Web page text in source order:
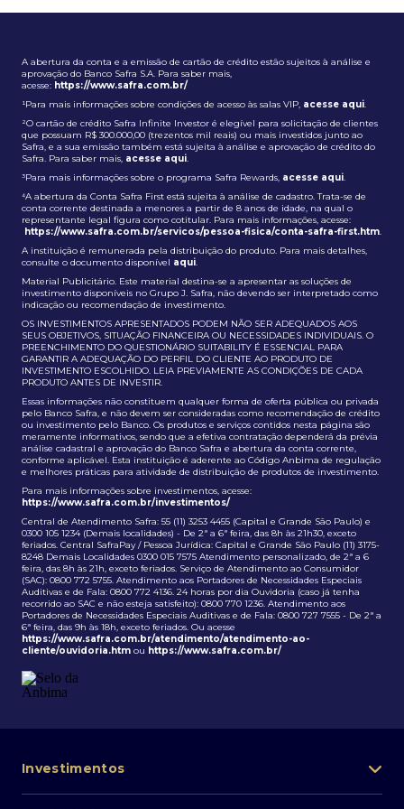
A abertura da conta e a emissão de cartão de crédito estão sujeitos à análise e
aprovação do Banco Safra S.A. Para saber mais,
acesse: https://www.safra.com.br/
¹Para mais informações sobre condições de acesso às salas VIP, acesse aqui.
²O cartão de crédito Safra Infinite Investor é elegível para solicitação de clientes
que possuam R$ 300.000,00 (trezentos mil reais) ou mais investidos junto ao
Safra, e a sua emissão também está sujeita à análise e aprovação de crédito do
Safra. Para saber mais, acesse aqui.
³Para mais informações sobre o programa Safra Rewards, acesse aqui.
⁴A abertura da Conta Safra First está sujeita à análise de cadastro. Trata-se de
conta corrente destinada a menores a partir de 8 anos de idade, na qual o
representante legal figura como cotitular. Para mais informações, acesse:
https://www.safra.com.br/servicos/pessoa-fisica/conta-safra-first.htm.
A instituição é remunerada pela distribuição do produto. Para mais detalhes,
consulte o documento disponível aqui.
Material Publicitário. Este material destina-se a apresentar as soluções de
investimento disponíveis no Grupo J. Safra, não devendo ser interpretado como
indicação ou recomendação de investimento.
OS INVESTIMENTOS APRESENTADOS PODEM NÃO SER ADEQUADOS AOS
SEUS OBJETIVOS, SITUAÇÃO FINANCEIRA OU NECESSIDADES INDIVIDUAIS. O
PREENCHIMENTO DO QUESTIONÁRIO SUITABILITY É ESSENCIAL PARA
GARANTIR A ADEQUAÇÃO DO PERFIL DO CLIENTE AO PRODUTO DE
INVESTIMENTO ESCOLHIDO. LEIA PREVIAMENTE AS CONDIÇÕES DE CADA
PRODUTO ANTES DE INVESTIR.
Essas informações não constituem qualquer forma de oferta pública ou privada
pelo Banco Safra, e não devem ser consideradas como recomendação de crédito
ou investimento pelo Banco. Os produtos e serviços contidos nesta página são
meramente informativos, sendo que a efetiva contratação dependerá da prévia
análise cadastral e aprovação do Banco Safra e abertura da conta corrente,
conforme aplicável. Esta instituição é aderente ao Código Anbima de regulação
e melhores práticas para atividade de distribuição de produtos de investimento.
Para mais informações sobre investimentos, acesse:
https://www.safra.com.br/investimentos/
Central de Atendimento Safra: 55 (11) 3253 4455 (Capital e Grande São Paulo) e
0300 105 1234 (Demais localidades) - De 2ª a 6ª feira, das 8h às 21h30, exceto
feriados. Central SafraPay / Pessoa Jurídica: Capital e Grande São Paulo (11) 3175-
8248 Demais Localidades 0300 015 7575 Atendimento personalizado, de 2ª a 6
feira, das 8h às 21h, exceto feriados. Serviço de Atendimento ao Consumidor
(SAC): 0800 772 5755. Atendimento aos Portadores de Necessidades Especiais
Auditivas e de Fala: 0800 772 4136. 24 horas por dia Ouvidoria (caso já tenha
recorrido ao SAC e não esteja satisfeito): 0800 770 1236. Atendimento aos
Portadores de Necessidades Especiais Auditivas e de Fala: 0800 727 7555 - De 2ª a
6ª feira, das 9h às 18h, exceto feriados. Ou acesse
https://www.safra.com.br/atendimento/atendimento-ao-
cliente/ouvidoria.htm ou https://www.safra.com.br/
Investimentos